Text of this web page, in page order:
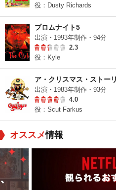
役：Dusty Richards
プロムナイト5
出演・1993年制作・94分
2.3
役：Kyle
ア・クリスマス・ストー
出演・1983年制作・93分
4.0
役：Scut Farkus
オススメ情報